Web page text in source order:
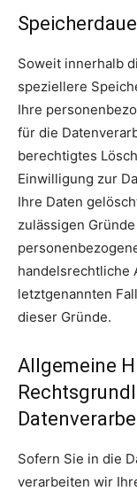
Soweit innerhalb
speziellere
Ihre
für die
berechtigtes
Einwilligung zur
Ihre Daten
zulässigen
handelsrechtliche
letztgenannten
dieser Gründe.
Allgemeine
Sofern Sie in die
verarbeiten wir